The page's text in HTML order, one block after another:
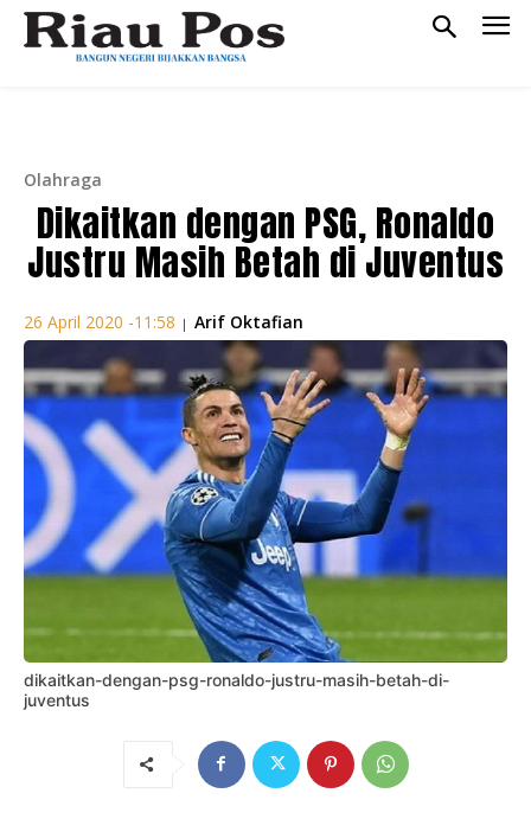
Olahraga
Dikaitkan dengan PSG, Ronaldo
Justru Masih Betah di Juventus
26 April 2020 -11:58 | Arif Oktafian
dikaitkan-dengan-psg-ronaldo-justru-masih-betah-di-
juventus